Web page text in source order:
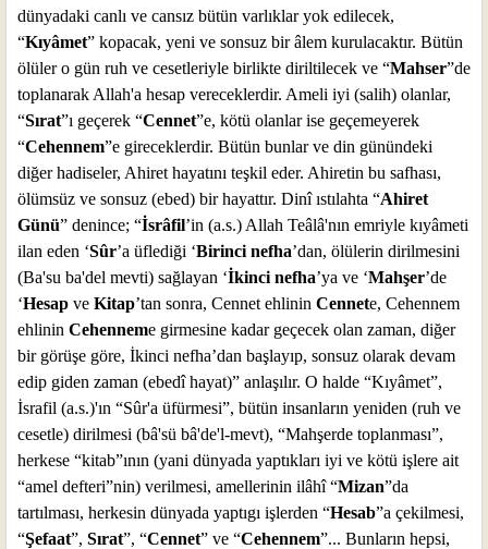
dünyadaki canlı ve cansız bütün varlıklar yok edilecek,
“Kıyâmet” kopacak, yeni ve sonsuz bir âlem kurulacaktır. Bütün
ölüler o gün ruh ve cesetleriyle birlikte diriltilecek ve “Mahser”de
toplanarak Allah'a hesap vereceklerdir. Ameli iyi (salih) olanlar,
“Sırat”ı geçerek “Cennet”e, kötü olanlar ise geçemeyerek
“Cehennem”e gireceklerdir. Bütün bunlar ve din günündeki
diğer hadiseler, Ahiret hayatını teşkil eder. Ahiretin bu safhası,
ölümsüz ve sonsuz (ebed) bir hayattır. Dinî ıstılahta “Ahiret
Günü” denince; “İsrâfil’in (a.s.) Allah Teâlâ'nın emriyle kıyâmeti
ilan eden ‘Sûr’a üflediği ‘Birinci nefha’dan, ölülerin dirilmesini
(Ba'su ba'del mevti) sağlayan ‘İkinci nefha’ya ve ‘Mahşer’de
‘Hesap ve Kitap’tan sonra, Cennet ehlinin Cennete, Cehennem
ehlinin Cehenneme girmesine kadar geçecek olan zaman, diğer
bir görüşe göre, İkinci nefha’dan başlayıp, sonsuz olarak devam
edip giden zaman (ebedî hayat)” anlaşılır. O halde “Kıyâmet”,
İsrafil (a.s.)'ın “Sûr'a üfürmesi”, bütün insanların yeniden (ruh ve
cesetle) dirilmesi (bâ'sü bâ'de'l-mevt), “Mahşerde toplanması”,
herkese “kitab”ının (yani dünyada yaptıkları iyi ve kötü işlere ait
“amel defteri”nin) verilmesi, amellerinin ilâhî “Mizan”da
tartılması, herkesin dünyada yaptıgı işlerden “Hesab”a çekilmesi,
“Şefaat”, Sırat”, “Cennet” ve “Cehennem”... Bunların hepsi,